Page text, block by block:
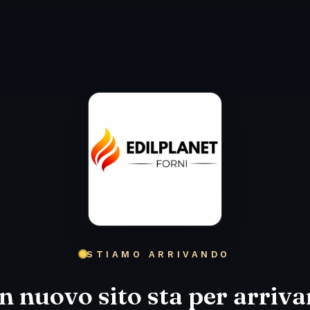
STIAMO ARRIVANDO
nuovo sito sta per